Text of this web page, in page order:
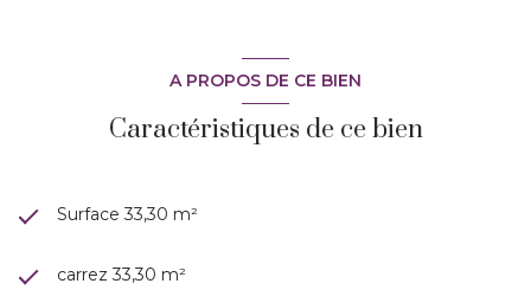
A PROPOS DE CE BIEN
Caractéristiques de ce bien
Surface 33,30 m²
carrez 33,30 m²